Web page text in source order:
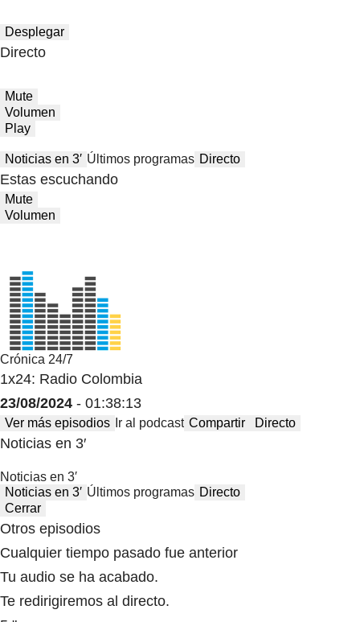
Desplegar
Directo
Mute
Volumen
Play
Noticias en 3′ Últimos programas Directo
Estas escuchando
Mute
Volumen
Crónica 24/7
1x24: Radio Colombia
23/08/2024 - 01:38:13
Ver más episodios Ir al podcast Compartir Directo
Noticias en 3′
Noticias en 3′
Noticias en 3′ Últimos programas Directo
Cerrar
Otros episodios
Cualquier tiempo pasado fue anterior
Tu audio se ha acabado.
Te redirigiremos al directo.